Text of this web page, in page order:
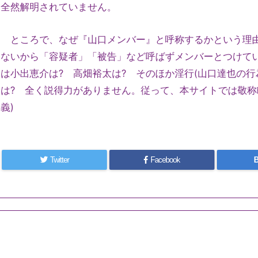
全然解明されていません。
ところで、なぜ『山口メンバー』と呼称するかという理
ないから「容疑者」「被告」など呼ばずメンバーとつけ
は小出恵介は? 高畑裕太は? そのほか淫行(山口達也の行
は? 全く説得力がありません。従って、本サイトでは敬
義)
Twitter Facebook